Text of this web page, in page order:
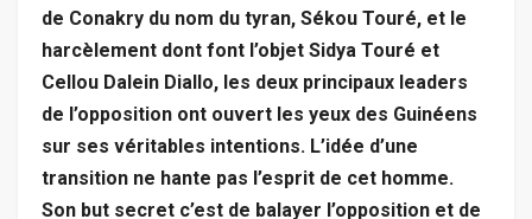
de Conakry du nom du tyran, Sékou Touré, et le
harcèlement dont font l’objet Sidya Touré et
Cellou Dalein Diallo, les deux principaux leaders
de l’opposition ont ouvert les yeux des Guinéens
sur ses véritables intentions. L’idée d’une
transition ne hante pas l’esprit de cet homme.
Son but secret c’est de balayer l’opposition et de